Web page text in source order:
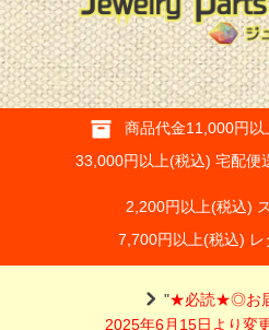
商品代金11,000円
33,000円以上(税込) 宅配便
2,200円以上(税込)
7,700円以上(税込) レ
"★必読★◎お
2025年6月15日より変